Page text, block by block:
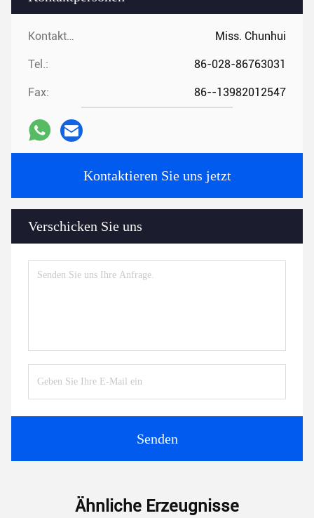
Kontaktpersonen: Miss. Chunhui
Tel.: 86-028-86763031
Fax: 86--13982012547
Kontaktieren Sie uns jetzt
Verschicken Sie uns
Senden
Ähnliche Erzeugnisse